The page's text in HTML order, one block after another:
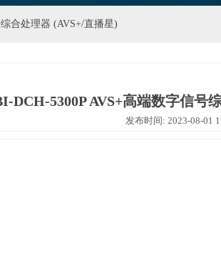
合处理器 (AVS+/直播星)
DCH-5300P AVS+高端数字信号
发布时间: 2023-08-01